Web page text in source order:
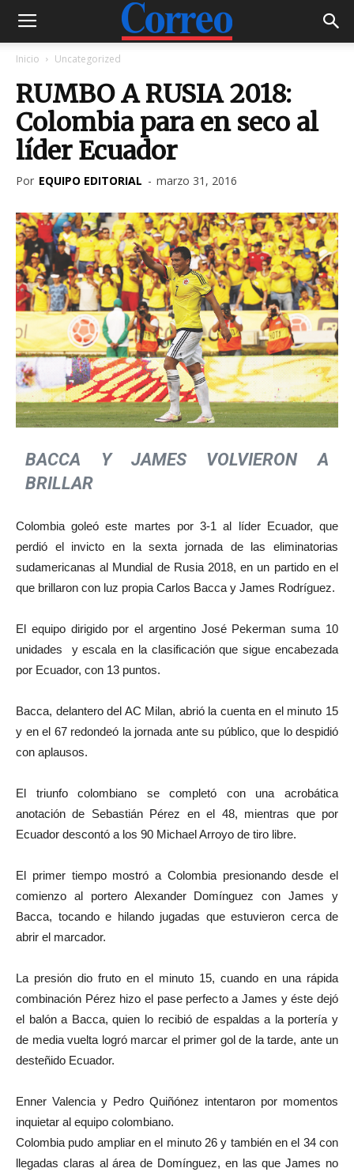
Inicio Uncategorized
RUMBO A RUSIA 2018:
Colombia para en seco al
líder Ecuador
Por EQUIPO EDITORIAL - marzo 31, 2016
BACCA Y JAMES VOLVIERON A
BRILLAR
Colombia goleó este martes por 3-1 al líder Ecuador, que
perdió el invicto en la sexta jornada de las eliminatorias
sudamericanas al Mundial de Rusia 2018, en un partido en el
que brillaron con luz propia Carlos Bacca y James Rodríguez.
El equipo dirigido por el argentino José Pekerman suma 10
unidades y escala en la clasificación que sigue encabezada
por Ecuador, con 13 puntos.
Bacca, delantero del AC Milan, abrió la cuenta en el minuto 15
y en el 67 redondeó la jornada ante su público, que lo despidió
con aplausos.
El triunfo colombiano se completó con una acrobática
anotación de Sebastián Pérez en el 48, mientras que por
Ecuador descontó a los 90 Michael Arroyo de tiro libre.
El primer tiempo mostró a Colombia presionando desde el
comienzo al portero Alexander Domínguez con James y
Bacca, tocando e hilando jugadas que estuvieron cerca de
abrir el marcador.
La presión dio fruto en el minuto 15, cuando en una rápida
combinación Pérez hizo el pase perfecto a James y éste dejó
el balón a Bacca, quien lo recibió de espaldas a la portería y
de media vuelta logró marcar el primer gol de la tarde, ante un
desteñido Ecuador.
Enner Valencia y Pedro Quiñónez intentaron por momentos
inquietar al equipo colombiano.
Colombia pudo ampliar en el minuto 26 y también en el 34 con
llegadas claras al área de Domínguez, en las que James no